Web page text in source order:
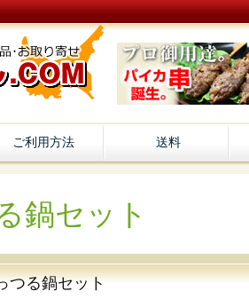
ご利用方法 送料
鍋セット
つる鍋セット